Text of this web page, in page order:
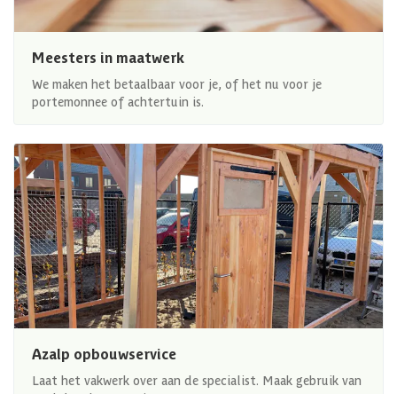
Meesters in maatwerk
We maken het betaalbaar voor je, of het nu voor je
portemonnee of achtertuin is.
Azalp opbouwservice
Laat het vakwerk over aan de specialist. Maak gebruik van